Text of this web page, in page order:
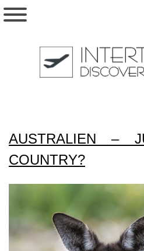
AUSTRALIEN –
COUNTRY?